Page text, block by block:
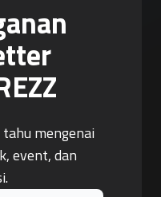
mengenai
event, dan